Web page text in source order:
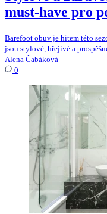
must-have pro
Barefoot obuv je hitem této
jsou stylové, hřejivé a
Alena Čabáková
0